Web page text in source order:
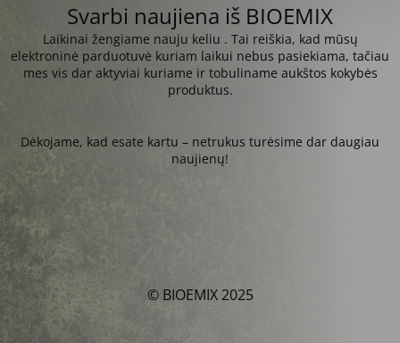
Svarbi naujiena iš BIOEMIX
Laikinai žengiame nauju keliu . Tai reiškia, kad mūsų
elektroninė parduotuvė kuriam laikui nebus pasiekiama, tačiau
mes vis dar aktyviai kuriame ir tobuliname aukštos kokybės
produktus.
Dėkojame, kad esate kartu – netrukus turėsime dar daugiau
naujienų!
© BIOEMIX 2025